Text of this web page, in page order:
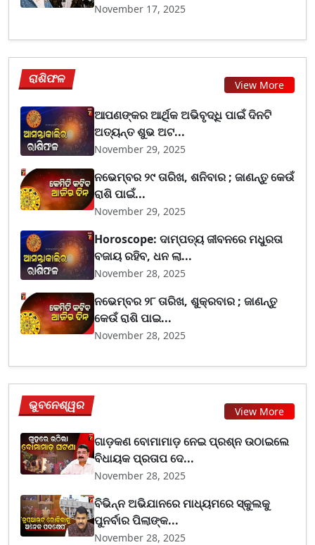
November 17, 2025
ରାଶିଫଳ View More
ଆପଣଙ୍କର ଆର୍ଥିକ ଅଭିବୃଦ୍ଧି ପାଇଁ ଦିନଟି
ଅତ୍ୟନ୍ତ ଶୁଭ ଅଟ...
November 29, 2025
ନଭେମ୍ବର ୨୯ ତାରିଖ, ଶନିବାର ; ଜାଣନ୍ତୁ କେଉଁ
ରାଶି ପାଇଁ...
November 29, 2025
Horoscope: ଦାମ୍ପତ୍ୟ ଜୀବନରେ ମଧୁରତା
ବଜାୟ ରହିବ, ଧନ ଲା...
November 28, 2025
ନଭେମ୍ବର ୨୮ ତାରିଖ, ଶୁକ୍ରବାର ; ଜାଣନ୍ତୁ
କେଉଁ ରାଶି ପାଇ...
November 28, 2025
ଭୁବନେଶ୍ୱର View More
ଗାଡ଼କଣ ବୋମାମାଡ଼ ନେଇ ପ୍ରଶ୍ନ ଉଠାଇଲେ
ବିଧାୟକ ପ୍ରତାପ ଦେ...
November 28, 2025
ବିଭିନ୍ନ ଅଭିଯାନରେ ମାଧ୍ୟମରେ ସ୍କୁଲକୁ
ପୁନର୍ବାର ପିଲାଙ୍କ...
November 28, 2025